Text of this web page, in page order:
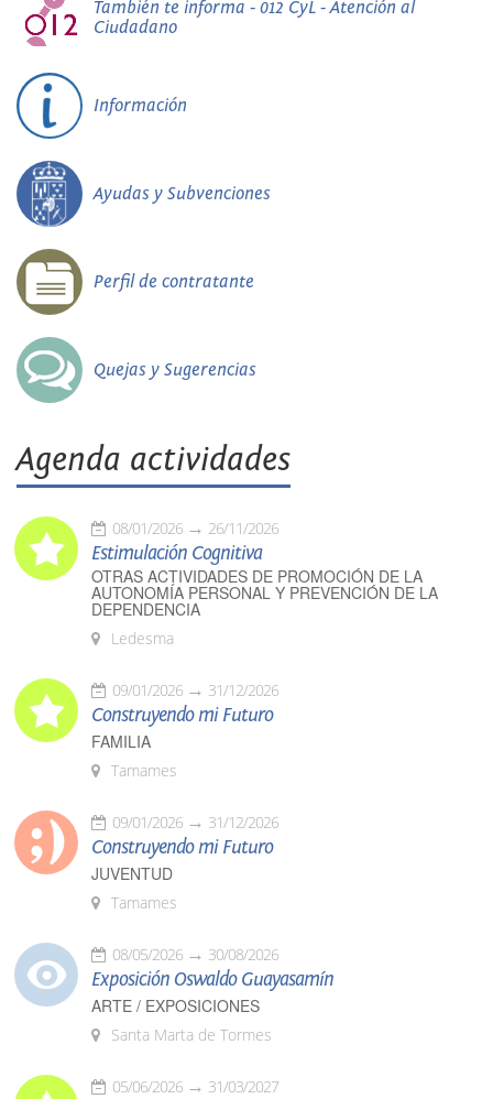
También te informa - 012 CyL - Atención al
Ciudadano
Información
Ayudas y Subvenciones
Perfil de contratante
Quejas y Sugerencias
Agenda actividades
08/01/2026 26/11/2026
Estimulación Cognitiva
OTRAS ACTIVIDADES DE PROMOCIÓN DE LA
AUTONOMÍA PERSONAL Y PREVENCIÓN DE LA
DEPENDENCIA
Ledesma
09/01/2026 31/12/2026
Construyendo mi Futuro
FAMILIA
Tamames
09/01/2026 31/12/2026
Construyendo mi Futuro
JUVENTUD
Tamames
08/05/2026 30/08/2026
Exposición Oswaldo Guayasamín
ARTE / EXPOSICIONES
Santa Marta de Tormes
05/06/2026 31/03/2027